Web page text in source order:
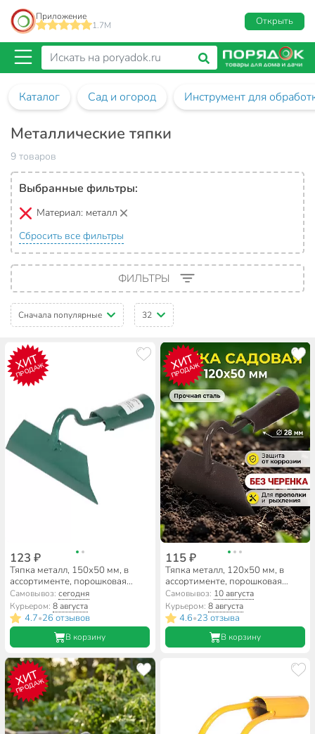
Приложение
1.7M
Открыть
Каталог Сад и огород Инструмент для
Металлические тяпки
9 товаров
Выбранные фильтры:
Материал: металл
Сбросить все фильтры
ФИЛЬТРЫ
Сначала популярные 32
ХИТ
ПРОДАЖ
123 ₽
Тяпка металл, 150х50 мм, в
ассортименте, порошковая
окраска
Самовывоз:сегодня
Курьером:8 августа
4.7•26 отзывов
В корзину
ХИТ
ПРОДАЖ
115 ₽
Тяпка металл, 120х50 мм, в
ассортименте, порошковая
окраска
Самовывоз: 10 августа
Курьером: 8 августа
4.6•23 отзыва
В корзину
ХИТ
ПРОДАЖ